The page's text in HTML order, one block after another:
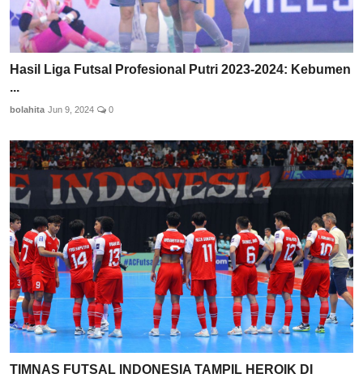
Hasil Liga Futsal Profesional Putri 2023-2024: Kebumen
...
bolahita Jun 9, 2024 0
TIMNAS FUTSAL INDONESIA TAMPIL HEROIK DI